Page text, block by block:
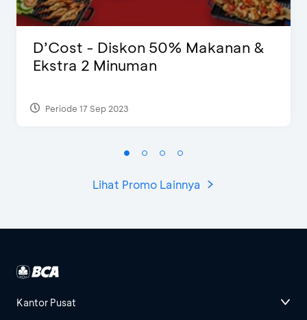
D’Cost - Diskon 50% Makanan &
Ekstra 2 Minuman
Periode 17 Sep 2023
Lihat Promo Lainnya
Kantor Pusat